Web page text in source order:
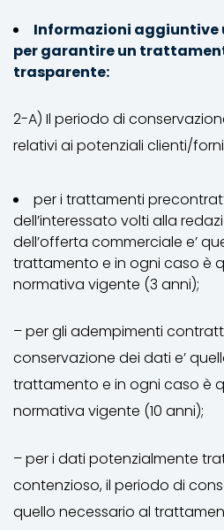
Informazioni aggiuntive
per garantire un
trasparente:
2-A) Il periodo di
relativi ai potenziali clienti/
per i trattamenti
dell’interessato volti alla
dell’offerta commerciale e’
trattamento e in ogni caso è
normativa vigente (3 anni);
– per gli adempimenti
conservazione dei dati e’
trattamento e in ogni caso è
normativa vigente (10 anni);
– per i dati potenzialmente
contenzioso, il periodo di
quello necessario al